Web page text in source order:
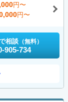
円〜
円〜
相談 （無料）
905-734